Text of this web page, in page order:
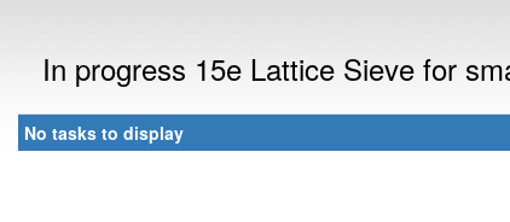
In progress 15e Lattice Sieve for
No tasks to display